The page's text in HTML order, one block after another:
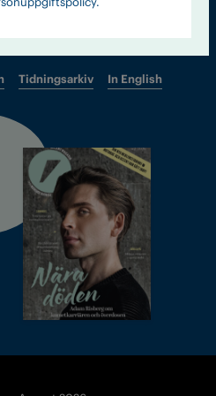
Tidningsarkiv In English